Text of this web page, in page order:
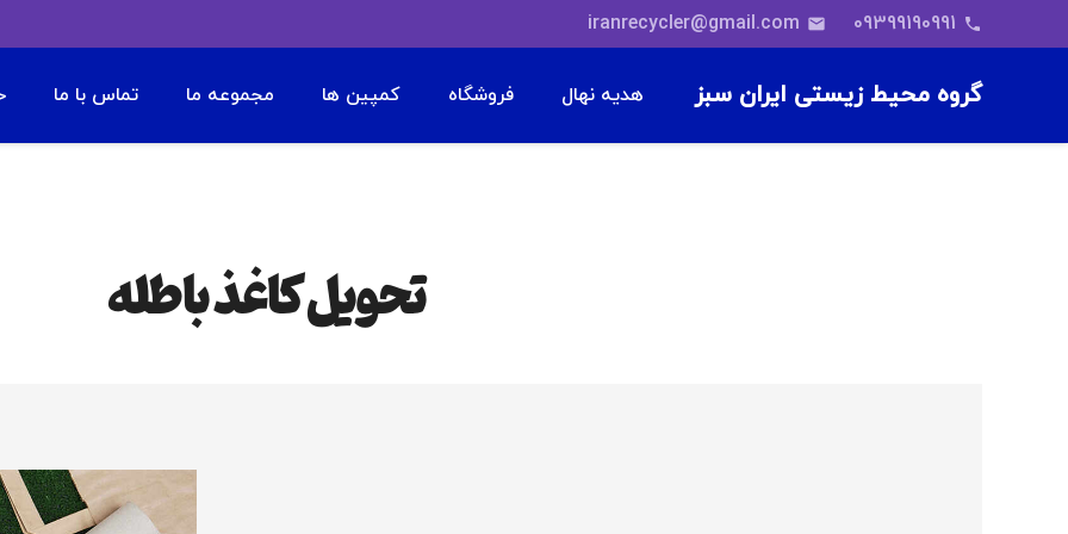
phone
09399190991
email
iranrecycler@gmail.com
گروه محیط زیستی ایران سبز هدیه نهال فروشگاه کمپین ها مجموعه ما تماس با ما
تحویل کاغذ باطله